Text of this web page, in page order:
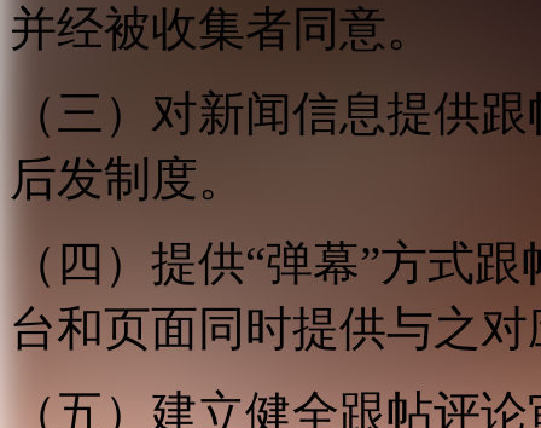
并经被收集者同意。
（三）对新闻信息提供
后发制度。
（四）提供“弹幕”方式
台和页面同时提供与之
（五）建立健全跟帖评